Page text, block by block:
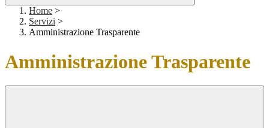
Home >
Servizi >
Amministrazione Trasparente
Amministrazione Trasparente